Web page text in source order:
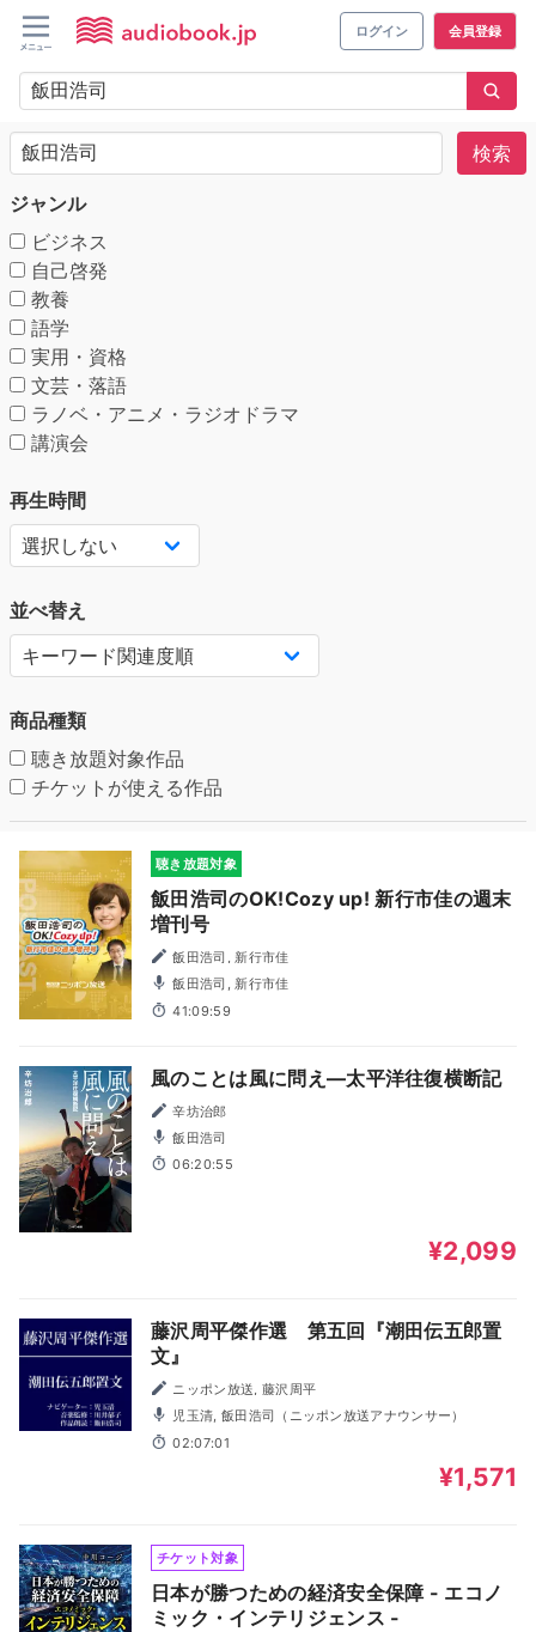
ログイン 会員登録
検索
ジャンル
ビジネス
自己啓発
教養
語学
実用・資格
文芸・落語
ラノベ・アニメ・ラジオドラマ
講演会
再生時間
並べ替え
商品種類
聴き放題対象作品
チケットが使える作品
聴き放題対象
飯田浩司のOK!Cozy up! 新行市佳の週末
増刊号
飯田浩司, 新行市佳
飯田浩司, 新行市佳
41:09:59
風のことは風に問え―太平洋往復横断記
辛坊治郎
飯田浩司
06:20:55
¥2,099
藤沢周平傑作選 第五回『潮田伝五郎置
文』
ニッポン放送, 藤沢周平
児玉清, 飯田浩司（ニッポン放送アナウンサー）
02:07:01
¥1,571
チケット対象
日本が勝つための経済安全保障 - エコノ
ミック・インテリジェンス -